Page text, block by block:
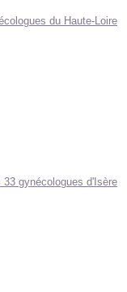
du Haute-Loire
33 gynécologues d'Isère